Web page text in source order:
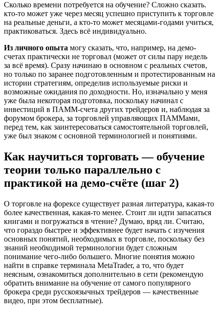
Сколько времени потребуется на обучение? Сложно сказать.
кто-то может уже через месяц успешно приступить к торговле
на реальные деньги, а кто-то может месяцами-годами учиться,
практиковаться. Здесь всё индивидуально.
Из личного опыта могу сказать, что, например, на демо-
счетах практически не торговал (может от силы пару недель
за всё время). Сразу начинаю в основном с реальных счетов,
но только по заранее подготовленным и протестированным на
истории стратегиям, определив используемые риски и
возможные ожидания по доходности. Но, изначально у меня
уже была некоторая подготовка, поскольку начинал с
инвестиций в ПАММ-счета других трейдеров и, наблюдая за
форумом брокера, за торговлей управляющих ПАММами,
перед тем, как заинтересоваться самостоятельной торговлей,
уже был знаком с основной терминологией и понятиями.
Как научиться торговать — обучение
теории только параллельно с
практикой на демо-счёте (шаг 2)
О торговле на форексе существует разная литература, какая-то
более качественная, какая-то менее. Стоит ли идти запасаться
книгами и погружаться в чтение? Думаю, вряд ли. Считаю,
что гораздо быстрее и эффективнее будет начать с изучения
основных понятий, необходимых в торговле, поскольку без
знаний необходимой терминологии будет сложным
понимание чего-либо большего. Многие понятия можно
найти в справке терминала MetaTrader, а то, что будет
неясным, ознакомиться дополнительно в сети (рекомендую
обратить внимание на обучение от самого популярного
брокера среди русскоязычных трейдеров — качественные
видео, при этом бесплатные).